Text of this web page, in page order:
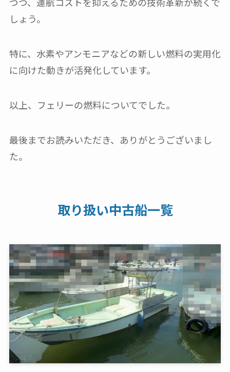
しょう。
特に、水素やアンモニアなどの新しい燃料の実用化
に向けた動きが活発化しています。
以上、フェリーの燃料についてでした。
最後までお読みいただき、ありがとうございまし
た。
取り扱い中古船一覧